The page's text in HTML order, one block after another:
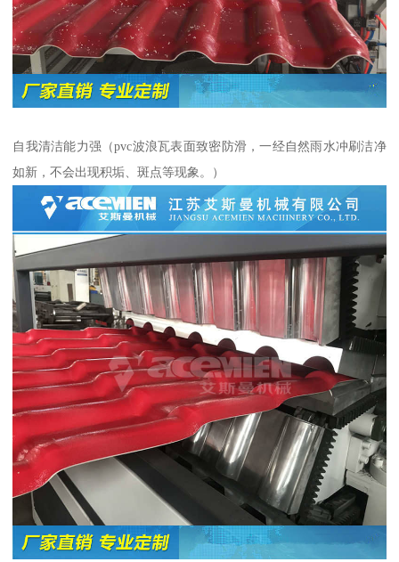
自我清洁能力强（pvc波浪瓦表面致密防滑，一经自然雨水冲刷洁净
如新，不会出现积垢、斑点等现象。）